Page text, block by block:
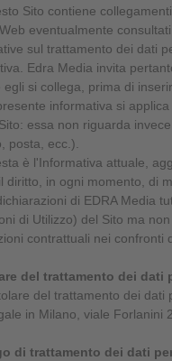
Sito contiene
eventualmente
sul trattamento dei dati
Edra Media invita
egli si collega, prima di
informativa si
essa non riguarda
posta, ecc.).
è l'Informativa attuale,
diritto, in ogni momento, di
di EDRA Media
di Utilizzo) del Sito ma
contrattuali nei confronti
del trattamento dei dati
del trattamento dei dati
in Milano, viale Forlanini
di trattamento dei dati